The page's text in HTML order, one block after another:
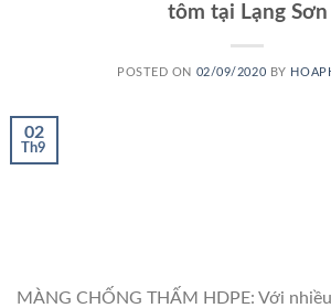
tôm tại Lạng Sơn
POSTED ON 02/09/2020 BY
02
Th9
MÀNG CHỐNG THẤM HDPE: Với